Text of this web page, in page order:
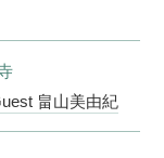
畠山美由紀